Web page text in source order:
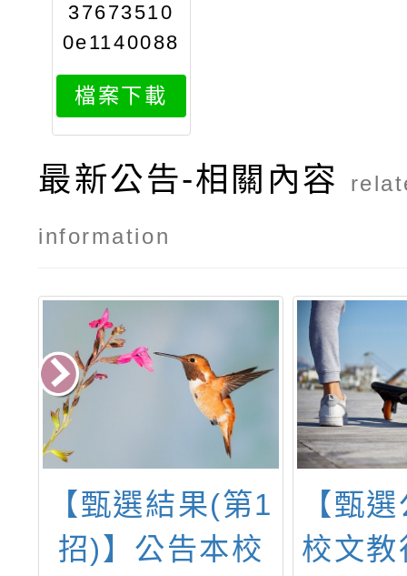
37673510
0e1140088
691print
檔案下載
最新公告-相關內容
information
【甄選結果(第1
招)】公告本校
【甄
校文